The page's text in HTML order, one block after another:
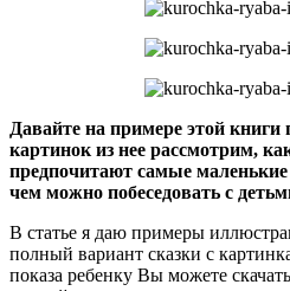
Давайте на примере этой
картинок из нее рассмотрим,
предпочитают самые
чем можно побеседовать с
В статье я даю примеры
полный вариант сказки с
показа ребенку Вы можете